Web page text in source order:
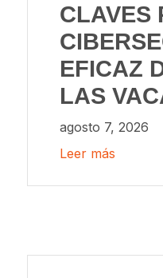
CLAVES
EFICAZ
LAS
agosto 7, 2026
Leer más